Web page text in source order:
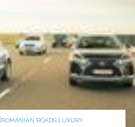
ROMANIAN ROADS LUXURY